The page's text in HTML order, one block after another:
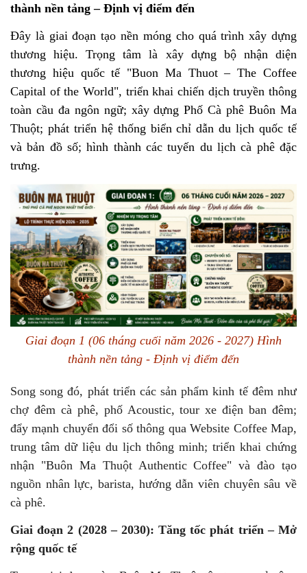
thành nền tảng – Định vị điểm đến
Đây là giai đoạn tạo nền móng cho quá trình xây dựng
thương hiệu. Trọng tâm là xây dựng bộ nhận diện
thương hiệu quốc tế "Buon Ma Thuot – The Coffee
Capital of the World", triển khai chiến dịch truyền thông
toàn cầu đa ngôn ngữ; xây dựng Phố Cà phê Buôn Ma
Thuột; phát triển hệ thống biển chỉ dẫn du lịch quốc tế
và bản đồ số; hình thành các tuyến du lịch cà phê đặc
trưng.
Giai đoạn 1 (06 tháng cuối năm 2026 - 2027) Hình
thành nền tảng - Định vị điểm đến
Song song đó, phát triển các sản phẩm kinh tế đêm như
chợ đêm cà phê, phố Acoustic, tour xe điện ban đêm;
đẩy mạnh chuyển đổi số thông qua Website Coffee Map,
trung tâm dữ liệu du lịch thông minh; triển khai chứng
nhận "Buôn Ma Thuột Authentic Coffee" và đào tạo
nguồn nhân lực, barista, hướng dẫn viên chuyên sâu về
cà phê.
Giai đoạn 2 (2028 – 2030): Tăng tốc phát triển – Mở
rộng quốc tế